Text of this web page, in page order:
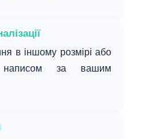
в іншому розмірі або
написом за вашим